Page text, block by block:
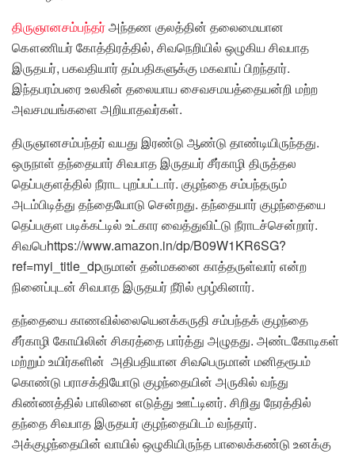
திருஞானசம்பந்தர்அந்தண குலத்தின் தலைமையான
கௌணியர் கோத்திரத்தில், சிவநெறியில் ஒழுகிய சிவபாத
இருதயர், பகவதியார் தம்பதிகளுக்கு மகவாய் பிறந்தார்.
இந்தபரம்பரை உலகின் தலையாய சைவசமயத்தையன்றி மற்ற
அவசமயங்களை அறியாதவர்கள்.
திருஞானசம்பந்தர் வயது இரண்டு ஆண்டு தாண்டியிருந்தது.
ஒருநாள் தந்தையார் சிவபாத இருதயர் சீர்காழி திருத்தல
தெப்பகுளத்தில் நீராட புறப்பட்டார். குழந்தை சம்பந்தரும்
அடம்பிடித்து தந்தையோடு சென்றது. தந்தையார் குழந்தையை
தெப்பகுள படிக்கட்டில் உட்கார வைத்துவிட்டு நீராடச்சென்றார்.
சிவபெhttps://www.amazon.in/dp/B09W1KR6SG?
ref=myi_title_dpருமான் தன்மகனை காத்தருள்வார் என்ற
நினைப்புடன் சிவபாத இருதயர் நீரில் மூழ்கினார்.
தந்தையை காணவில்லையெனக்கருதி சம்பந்தக் குழந்தை
சீர்காழி கோயிலின் சிகரத்தை பார்த்து அழுதது. அண்டகோடிகள்
மற்றும் உயிர்களின் அதிபதியான சிவபெருமான் மனிதரூபம்
கொண்டு பராசக்தியோடு குழந்தையின் அருகில் வந்து
கிண்ணத்தில் பாலினை எடுத்து ஊட்டினர். சிறிது நேரத்தில்
தந்தை சிவபாத இருதயர் குழந்தையிடம் வந்தார்.
அக்குழந்தையின் வாயில் ஒழுகியிருந்த பாலைக்கண்டு உனக்கு